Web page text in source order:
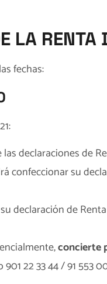
LA
fechas:
declaraciones de
confeccionar su
declaración de
concierte
22 33 44 / 91 553